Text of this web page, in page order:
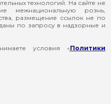
технологий. На сайте не
межнациональную рознь,
размещение ссылок не по
по запросу в надзорные и
условия «Политики